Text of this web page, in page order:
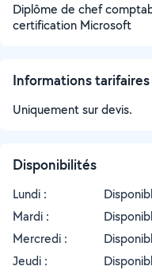
Diplôme de chef
certification Microsoft
Informations
Uniquement sur devis.
Disponibilités
Lundi :
Mardi :
Mercredi :
Jeudi :